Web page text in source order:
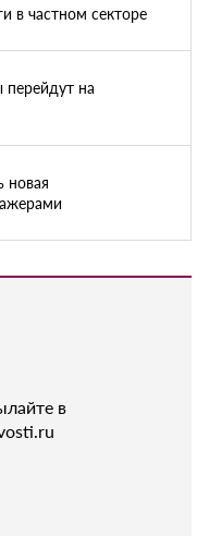
в частном секторе
на
новая
в